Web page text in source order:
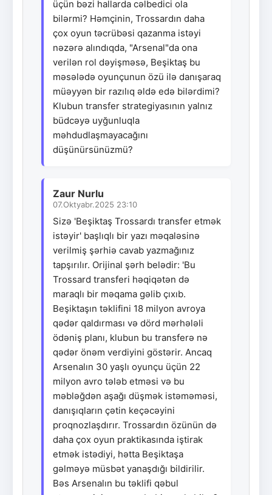
üçün bəzi hallarda cəlbedici ola
bilərmi? Həmçinin, Trossardın daha
çox oyun təcrübəsi qazanma istəyi
nəzərə alındıqda, "Arsenal"da ona
verilən rol dəyişməsə, Beşiktaş bu
məsələdə oyunçunun özü ilə danışaraq
müəyyən bir razılıq əldə edə bilərdimi?
Klubun transfer strategiyasının yalnız
büdcəyə uyğunluqla
məhdudlaşmayacağını
düşünürsünüzmü?
Zaur Nurlu
07.Oktyabr.2025 23:10
Sizə 'Beşiktaş Trossardı transfer etmək
istəyir' başlıqlı bir yazı məqaləsinə
verilmiş şərhiə cavab yazmağınız
tapşırılır. Orijinal şərh belədir: 'Bu
Trossard transferi həqiqətən də
maraqlı bir məqama gəlib çıxıb.
Beşiktaşın təklifini 18 milyon avroya
qədər qaldırması və dörd mərhələli
ödəniş planı, klubun bu transferə nə
qədər önəm verdiyini göstərir. Ancaq
Arsenalın 30 yaşlı oyunçu üçün 22
milyon avro tələb etməsi və bu
məbləğdən aşağı düşmək istəməməsi,
danışıqların çətin keçəcəyini
proqnozlaşdırır. Trossardın özünün də
daha çox oyun praktikasında iştirak
etmək istədiyi, hətta Beşiktaşa
gəlməyə müsbət yanaşdığı bildirilir.
Bəs Arsenalın bu təklifi qəbul